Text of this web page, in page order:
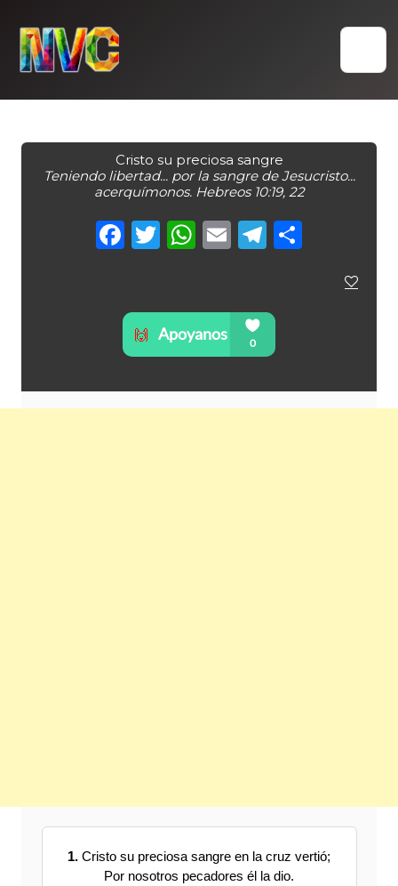
content
Cristo su preciosa sangre
Teniendo libertad... por la sangre de Jesucristo...
acerquímonos. Hebreos 10:19, 22
Facebook
Twitter
WhatsApp
Email
1. Cristo su preciosa sangre en la cruz vertió;
Por nosotros pecadores él la dio.